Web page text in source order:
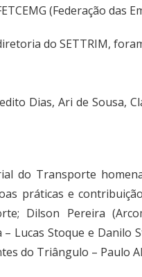
(Federação
do SETTRIM,
Dias, Ari de Sousa,
do Transporte
práticas e
Dilson Pereira
Lucas Stoque e
do Triângulo – Paulo